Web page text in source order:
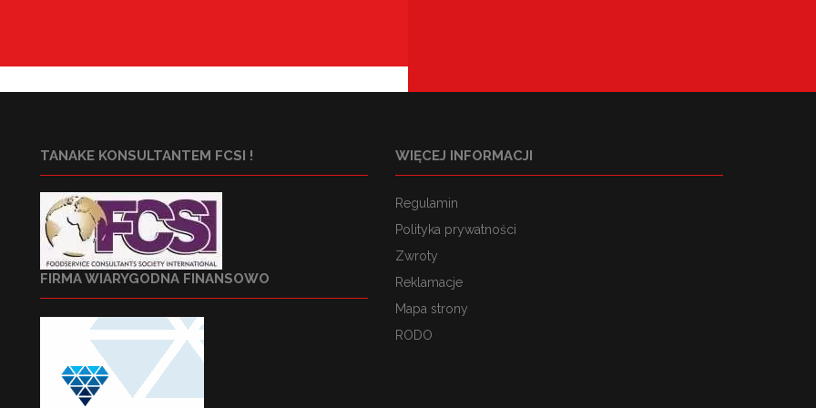
TANAKE KONSULTANTEM FCSI !
FIRMA WIARYGODNA FINANSOWO
WIĘCEJ INFORMACJI
Regulamin
Polityka prywatności
Zwroty
Reklamacje
Mapa strony
RODO